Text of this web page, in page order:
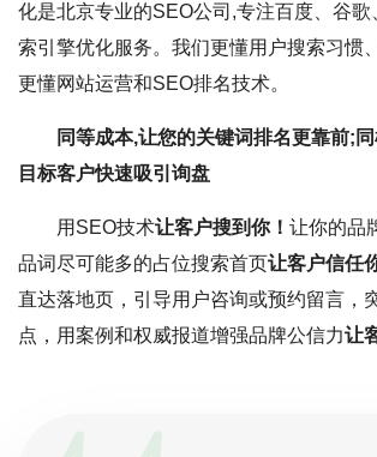
化是北京专业的SEO公司,专注百度、谷歌
索引擎优化服务。我们更懂用户搜索习惯
更懂网站运营和SEO排名技术。
同等成本,让您的关键词排名更靠前;
目标客户快速吸引询盘
用SEO技术让客户搜到你！ 让你的品
品词尽可能多的占位搜索首页让客户信任
直达落地页，引导用户咨询或预约留言，
点，用案例和权威报道增强品牌公信力让